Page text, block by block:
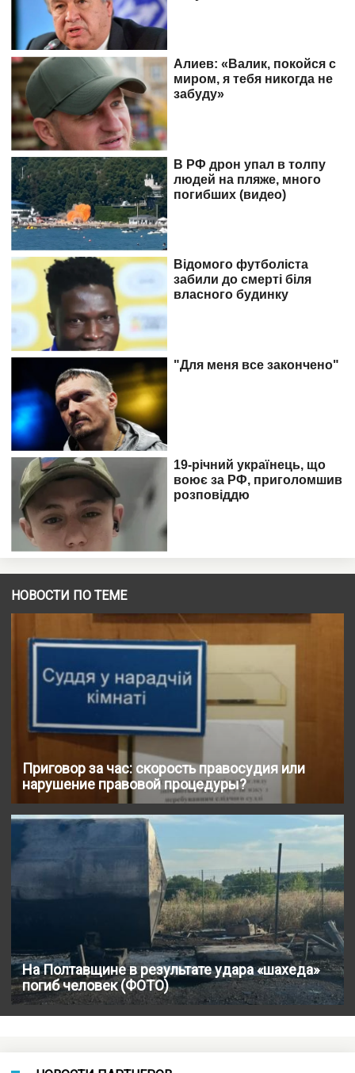
НОВОСТИ ПО ТЕМЕ
Приговор за час: скорость правосудия или
нарушение правовой процедуры?
На Полтавщине в результате удара «шахеда»
погиб человек (ФОТО)